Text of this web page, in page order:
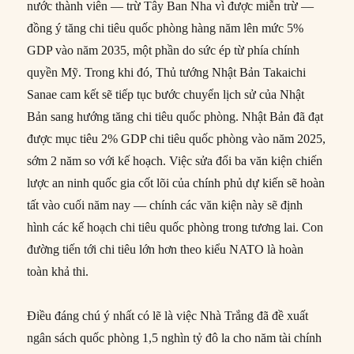
nước thành viên — trừ Tây Ban Nha vì được miễn trừ —
đồng ý tăng chi tiêu quốc phòng hàng năm lên mức 5%
GDP vào năm 2035, một phần do sức ép từ phía chính
quyền Mỹ. Trong khi đó, Thủ tướng Nhật Bản Takaichi
Sanae cam kết sẽ tiếp tục bước chuyển lịch sử của Nhật
Bản sang hướng tăng chi tiêu quốc phòng. Nhật Bản đã đạt
được mục tiêu 2% GDP chi tiêu quốc phòng vào năm 2025,
sớm 2 năm so với kế hoạch. Việc sửa đổi ba văn kiện chiến
lược an ninh quốc gia cốt lõi của chính phủ dự kiến sẽ hoàn
tất vào cuối năm nay — chính các văn kiện này sẽ định
hình các kế hoạch chi tiêu quốc phòng trong tương lai. Con
đường tiến tới chi tiêu lớn hơn theo kiểu NATO là hoàn
toàn khả thi.
Điều đáng chú ý nhất có lẽ là việc Nhà Trắng đã đề xuất
ngân sách quốc phòng 1,5 nghìn tỷ đô la cho năm tài chính